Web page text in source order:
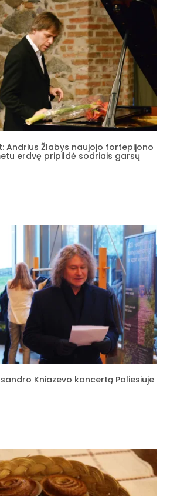
Andrius Žlabys naujojo fortepijono
erdvę pripildė sodriais garsų
Kniazevo koncertą Paliesiuje